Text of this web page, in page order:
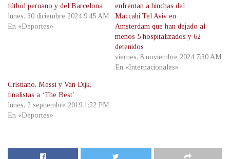
fútbol peruano y del Barcelona
lunes, 30 diciembre 2024 9:45 AM
En «Deportes»
enfrentan a hinchas del
Maccabi Tel Aviv en
Amsterdam que han dejado al
menos 5 hospitalizados y 62
detenidos
viernes, 8 noviembre 2024 7:30 AM
En «Internacionales»
Cristiano, Messi y Van Dijk,
finalistas a ‘The Best’
lunes, 2 septiembre 2019 1:22 PM
En «Deportes»